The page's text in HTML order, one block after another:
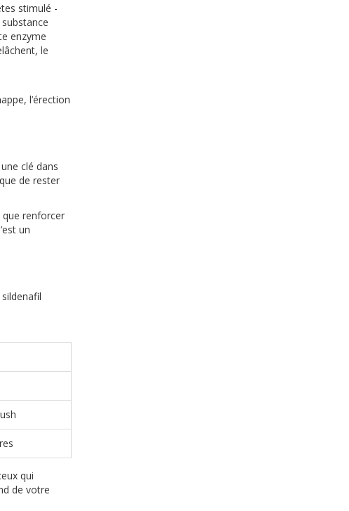
stimulé -
enzyme
le
l’érection
clé dans
de rester
que renforcer
un
qui
de votre